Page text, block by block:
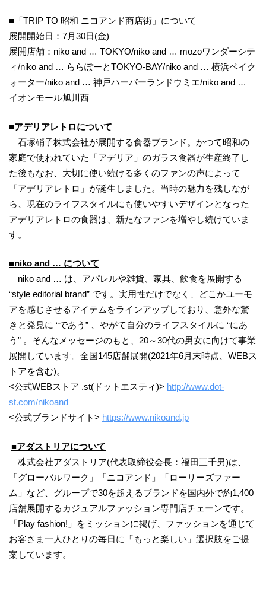
■「TRIP TO 昭和 ニコアンド商店街」について
展開開始日：7月30日(金)
展開店舗：niko and … TOKYO/niko and … mozoワンダーシテ
ィ/niko and … ららぽーとTOKYO-BAY/niko and … 横浜ベイク
ォーター/niko and … 神戸ハーバーランドウミエ/niko and …
イオンモール旭川西
■アデリアレトロについて
石塚硝子株式会社が展開する食器ブランド。かつて昭和の
家庭で使われていた「アデリア」のガラス食器が生産終了し
た後もなお、大切に使い続ける多くのファンの声によって
「アデリアレトロ」が誕生しました。当時の魅力を残しなが
ら、現在のライフスタイルにも使いやすいデザインとなった
アデリアレトロの食器は、新たなファンを増やし続けていま
す。
■niko and … について
niko and … は、アパレルや雑貨、家具、飲食を展開する
“style editorial brand” です。実用性だけでなく、どこかユーモ
アを感じさせるアイテムをラインアップしており、意外な驚
きと発見に “であう” 、やがて自分のライフスタイルに “にあ
う” 。そんなメッセージのもと、20～30代の男女に向けて事業
展開しています。全国145店舗展開(2021年6月末時点、WEBス
トアを含む)。
<公式WEBストア .st(ドットエスティ)> http://www.dot-
st.com/nikoand
<公式ブランドサイト> https://www.nikoand.jp
■アダストリアについて
株式会社アダストリア(代表取締役会長：福田三千男)は、
「グローバルワーク」「ニコアンド」「ローリーズファー
ム」など、グループで30を超えるブランドを国内外で約1,400
店舗展開するカジュアルファッション専門店チェーンです。
「Play fashion!」をミッションに掲げ、ファッションを通じて
お客さま一人ひとりの毎日に「もっと楽しい」選択肢をご提
案しています。